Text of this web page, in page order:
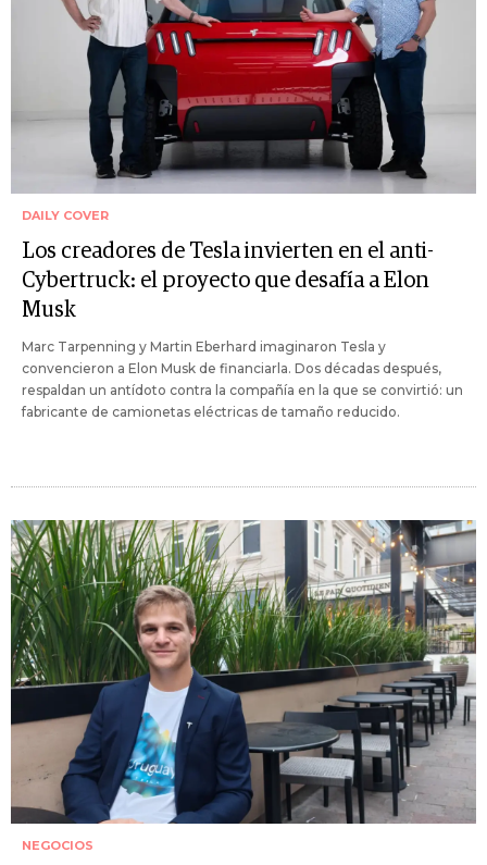
DAILY COVER
Los creadores de Tesla invierten en el anti-
Cybertruck: el proyecto que desafía a Elon
Musk
Marc Tarpenning y Martin Eberhard imaginaron Tesla y
convencieron a Elon Musk de financiarla. Dos décadas después,
respaldan un antídoto contra la compañía en la que se convirtió: un
fabricante de camionetas eléctricas de tamaño reducido.
NEGOCIOS